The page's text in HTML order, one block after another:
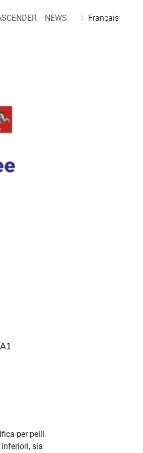
NEWS Français
per pelli
sia